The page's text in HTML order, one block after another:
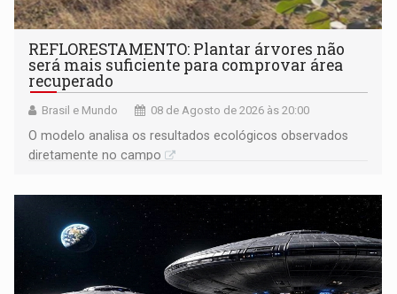
REFLORESTAMENTO: Plantar árvores não
será mais suficiente para comprovar área
recuperado
Brasil e Mundo 08 de Agosto de 2026 às 20:00
O modelo analisa os resultados ecológicos observados
diretamente no campo